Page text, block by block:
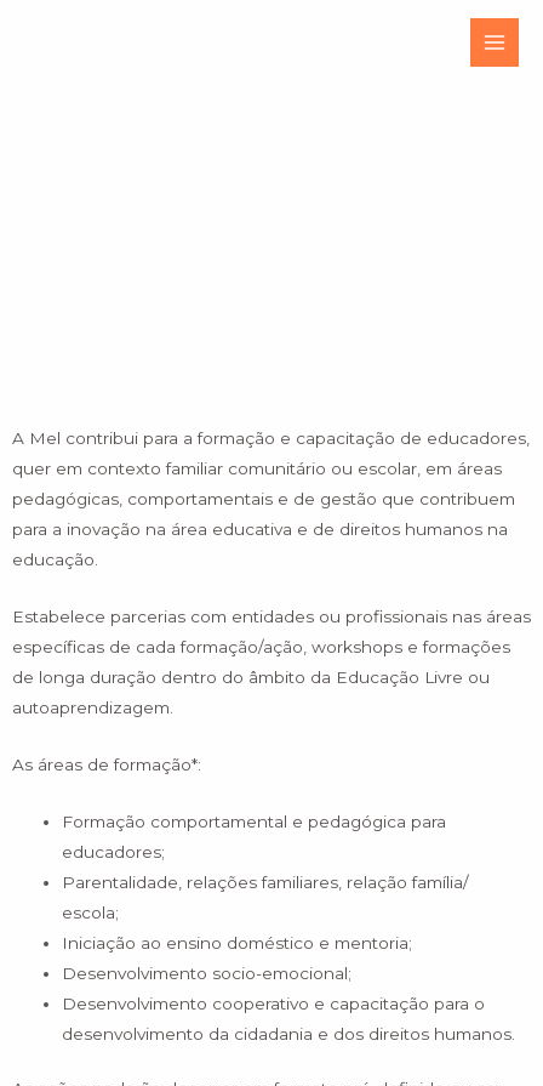
Main
A Mel contribui para a formação e capacitação de educadores,
quer em contexto familiar comunitário ou escolar, em áreas
pedagógicas, comportamentais e de gestão que contribuem
para a inovação na área educativa e de direitos humanos na
educação.
Estabelece parcerias com entidades ou profissionais nas áreas
específicas de cada formação/ação, workshops e formações
de longa duração dentro do âmbito da Educação Livre ou
autoaprendizagem.
As áreas de formação*:
Formação comportamental e pedagógica para
educadores;
Parentalidade, relações familiares, relação família/
escola;
Iniciação ao ensino doméstico e mentoria;
Desenvolvimento socio-emocional;
Desenvolvimento cooperativo e capacitação para o
desenvolvimento da cidadania e dos direitos humanos.